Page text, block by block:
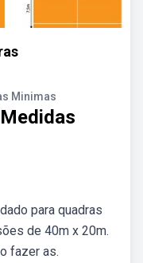
Minimas
para quadras
de 40m x 20m.
fazer as.